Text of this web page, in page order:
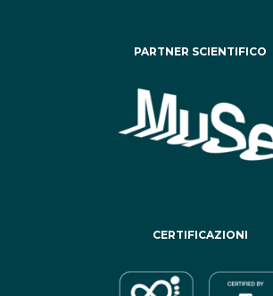
PARTNER SCIENTIFICO
CERTIFICAZIONI